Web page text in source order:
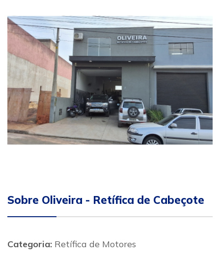
Sobre Oliveira - Retífica de Cabeçote
Categoria: Retífica de Motores